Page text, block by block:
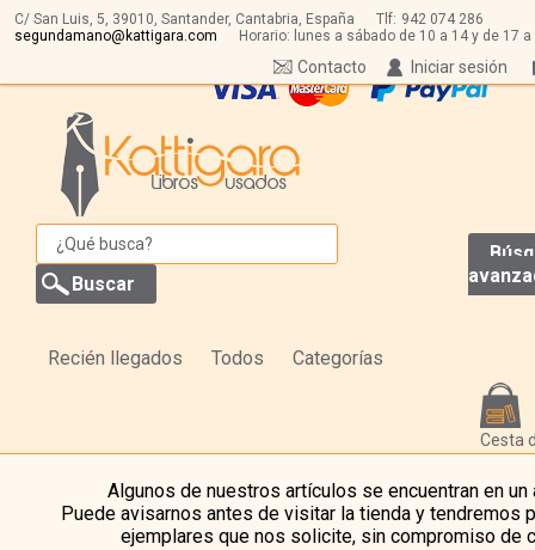
C/ San Luis, 5, 39010, Santander, Cantabria, España Tlf: 942 074 286
segundamano@kattigara.com
Horario: lunes a sábado de 10 a 14 y de 17 a
Iniciar sesión
Contacto
Recién llegados Todos Categorías
Cesta
Algunos de nuestros artículos se encuentran en un
Puede avisarnos antes de visitar la tienda y tendremos
ejemplares que nos solicite, sin compromiso de